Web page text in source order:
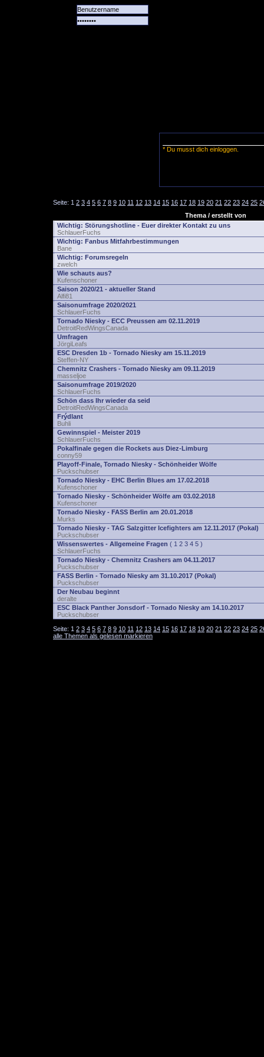
* Du musst dich einloggen.
Seite: 1 2 3 4 5 6 7 8 9 10 11 12 13 14 15 16 17 18 19 20 21 22 23 24 25
Thema / erstellt von
Wichtig: Störungshotline - Euer direkter Kontakt zu uns
SchlauerFuchs
Wichtig: Fanbus Mitfahrbestimmungen
Bane
Wichtig: Forumsregeln
zwelch
Wie schauts aus?
Kufenschoner
Saison 2020/21 - aktueller Stand
Alfi81
Saisonumfrage 2020/2021
SchlauerFuchs
Tornado Niesky - ECC Preussen am 02.11.2019
DetroitRedWingsCanada
Umfragen
JörgiLeafs
ESC Dresden 1b - Tornado Niesky am 15.11.2019
Steffen-NY
Chemnitz Crashers - Tornado Niesky am 09.11.2019
masseljoe
Saisonumfrage 2019/2020
SchlauerFuchs
Schön dass Ihr wieder da seid
DetroitRedWingsCanada
Frýdlant
Buhli
Gewinnspiel - Meister 2019
SchlauerFuchs
Pokalfinale gegen die Rockets aus Diez-Limburg
conny59
Playoff-Finale, Tornado Niesky - Schönheider Wölfe
Puckschubser
Tornado Niesky - EHC Berlin Blues am 17.02.2018
Kufenschoner
Tornado Niesky - Schönheider Wölfe am 03.02.2018
Kufenschoner
Tornado Niesky - FASS Berlin am 20.01.2018
Murks
Tornado Niesky - TAG Salzgitter Icefighters am 12.11.2017 (Pokal)
Puckschubser
Wissenswertes - Allgemeine Fragen ( 1 2 3 4 5 )
SchlauerFuchs
Tornado Niesky - Chemnitz Crashers am 04.11.2017
Puckschubser
FASS Berlin - Tornado Niesky am 31.10.2017 (Pokal)
Puckschubser
Der Neubau beginnt
deralte
ESC Black Panther Jonsdorf - Tornado Niesky am 14.10.2017
Puckschubser
Seite: 1 2 3 4 5 6 7 8 9 10 11 12 13 14 15 16 17 18 19 20 21 22 23 24 25
alle Themen als gelesen markieren